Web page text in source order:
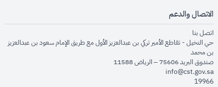
الاتصال والدعم
اتصل بنا
حي النخيل - تقاطع الأمير تركي بن عبدالعزيز الأول مع طريق الإمام سعود بن عبدالعزيز
بن محمد
صندوق البريد 75606 – الرياض 11588
info@cst.gov.sa
19966